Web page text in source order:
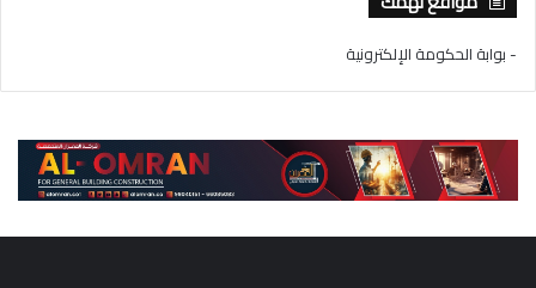
- بوابة الحكومة الإلكترونية